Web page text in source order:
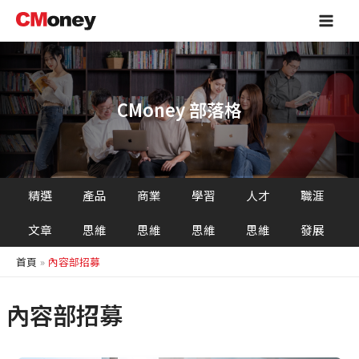
主
容
Main
CMoney 部落格
精選
文章
產品
思維
商業
思維
學習
思維
人才
思維
職涯
發展
首頁 內容部招募
內容部招募